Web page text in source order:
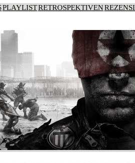
PLAYLISTRETROSPEKTIVEN